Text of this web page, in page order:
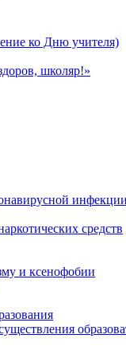
ко Дню учителя)
школяр!»
инфекции
средств
и ксенофобии